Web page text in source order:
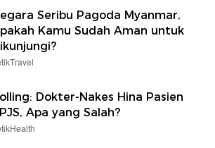
Seribu Pagoda Myanmar,
Kamu Sudah Aman untuk
Dokter-Nakes Hina Pasien
Apa yang Salah?